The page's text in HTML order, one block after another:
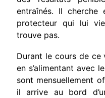
entraînés. Il
protecteur qui lui
trouve pas.
Durant le cours de ce
en s’alimentant avec
sont mensuellement
il arrive au bord